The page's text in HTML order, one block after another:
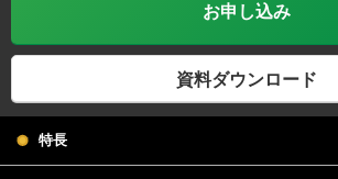
お申し込み
資料ダウンロード
特長